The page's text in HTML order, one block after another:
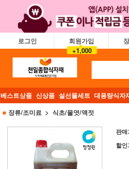
로그인
회원가입
+1,000
베스트상품 신상품 설선물세트 대용량식자
■ 장류/조미료 식초/물엿/액젓
판매
할